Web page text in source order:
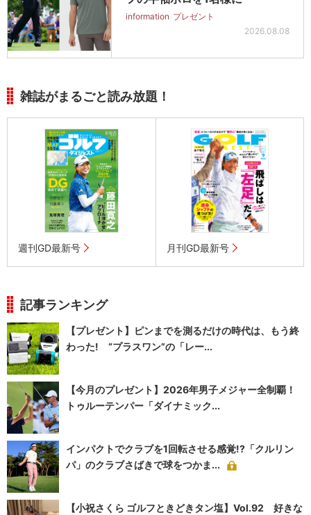
information プレゼント
2026.08.08
雑誌がまるごと読み放題！
週刊GD最新号 月刊GD最新号
記事ランキング
【プレゼント】ピンまでを測るだけの時代は、もう終
わった! “プラスワン”の「レー...
【今月のプレゼント】2026年男子メジャー全制覇！
トゥルーテンパー「ダイナミック...
インパクトでクラブを1回転させる感覚!?「クルリン
パ」のクラブさばきで球をつかま...
【小祝さくら ゴルフときどきタン塩】Vol.92 好きな